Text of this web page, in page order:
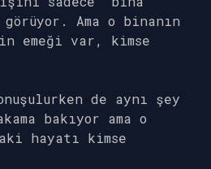
Ama o binanın
emeği var, kimse
de aynı şey
bakıyor ama o
hayatı kimse